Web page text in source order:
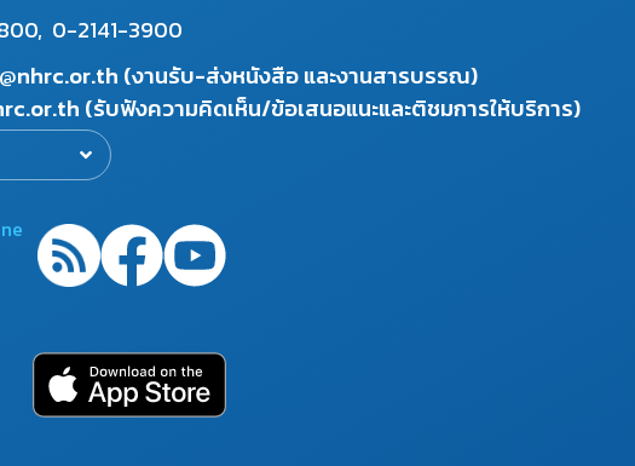
0-2141-3900
(งานรับ-ส่งหนังสือ และงานสารบรรณ)
(รับฟังความคิดเห็น/ข้อเสนอแนะและติชมการให้บริการ)